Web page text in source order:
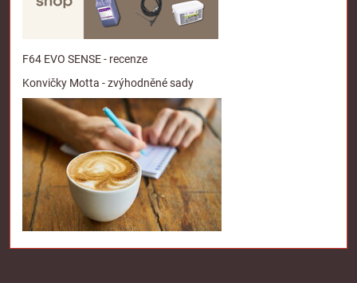
F64 EVO SENSE - recenze
Konvičky Motta - zvýhodněné sady